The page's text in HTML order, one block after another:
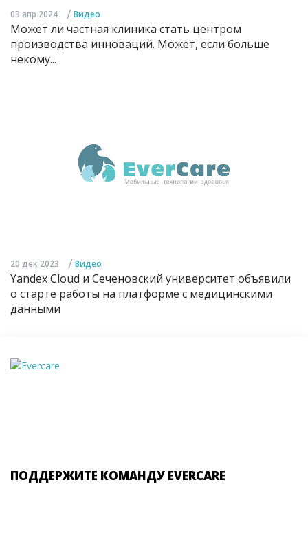
03 апр 2024 / Видео
Может ли частная клиника стать центром
производства инноваций. Может, если больше
некому...
20 дек 2023 / Видео
Yandex Cloud и Сеченовский университет объявили
о старте работы на платформе с медицинскими
данными
ПОДДЕРЖИТЕ КОМАНДУ EVERCARE